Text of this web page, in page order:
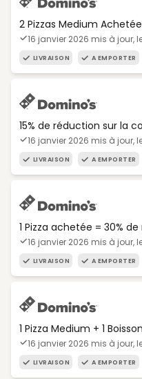
2 Pizzas Medium
16 janvier 2026 mis à jour,
LIVRAISON A EMPORTER
15% de réduction sur la
16 janvier 2026 mis à jour,
LIVRAISON A EMPORTER
1 Pizza achetée = 30%
16 janvier 2026 mis à jour,
LIVRAISON A EMPORTER
1 Pizza Medium + 1
16 janvier 2026 mis à jour,
LIVRAISON A EMPORTER